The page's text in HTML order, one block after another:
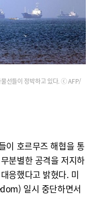
물선들이 정박하고 있다. ⓒ AFP/
이 호르무즈 해협을 통
분별한 공격을 저지하
응했다고 밝혔다. 미
일시 중단하면서